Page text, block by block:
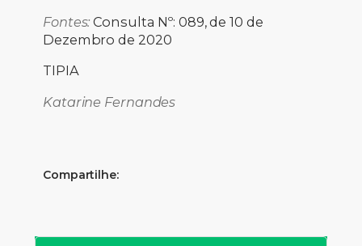
Fontes: Consulta Nº: 089, de 10 de
Dezembro de 2020
TIPIA
Katarine Fernandes
Compartilhe: